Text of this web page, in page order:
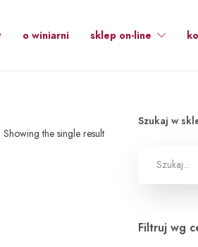
o winiarni sklep on-line
Showing the single result
Szukaj w
Filtruj wg